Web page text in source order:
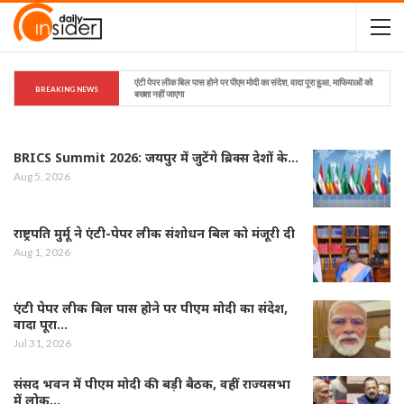
BREAKING NEWS
एंटी पेपर लीक बिल पास होने पर पीएम मोदी का संदेश, वादा पूरा हुआ, माफियाओं को
बख्शा नहीं जाएगा
BRICS Summit 2026: जयपुर में जुटेंगे ब्रिक्स देशों के…
Aug 5, 2026
राष्ट्रपति मुर्मू ने एंटी-पेपर लीक संशोधन बिल को मंजूरी दी
Aug 1, 2026
एंटी पेपर लीक बिल पास होने पर पीएम मोदी का संदेश,
वादा पूरा…
Jul 31, 2026
संसद भवन में पीएम मोदी की बड़ी बैठक, वहीं राज्यसभा
में लोक…